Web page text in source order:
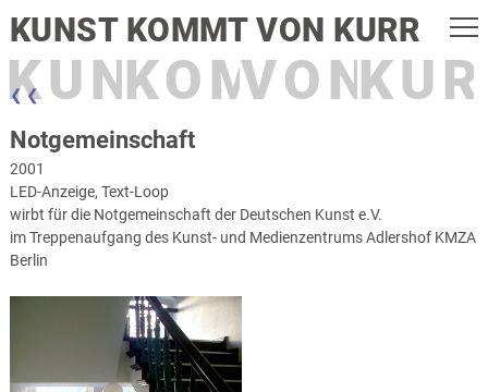
KUNST KOMMT VON KURR
KUNSTKOMMT
VON
❮ ❮
Notgemeinschaft
2001
LED-Anzeige, Text-Loop
wirbt für die Notgemeinschaft der Deutschen Kunst e.V.
im Treppenaufgang des Kunst- und Medienzentrums Adlershof KMZA
Berlin